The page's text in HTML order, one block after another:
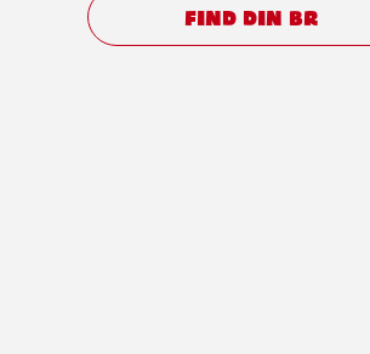
FIND DIN BR